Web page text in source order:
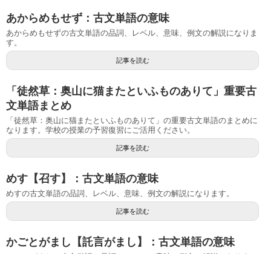
あからめもせず：古文単語の意味
あからめもせずの古文単語の品詞、レベル、意味、例文の解説になりま
す。
記事を読む
「徒然草：奥山に猫またといふものありて」重要古
文単語まとめ
「徒然草：奥山に猫またといふものありて」の重要古文単語のまとめに
なります。学校の授業の予習復習にご活用ください。
記事を読む
めす【召す】：古文単語の意味
めすの古文単語の品詞、レベル、意味、例文の解説になります。
記事を読む
かごとがまし【託言がまし】：古文単語の意味